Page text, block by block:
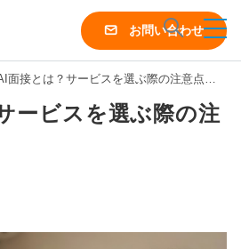
お問い合わせ
面接とは？サービスを選ぶ際の注意点も解説
ービスを選ぶ際の注